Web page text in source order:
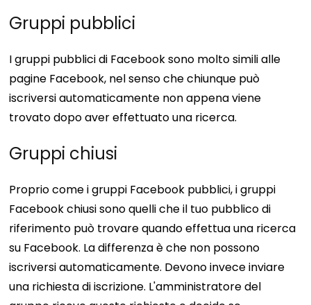
Gruppi pubblici
I gruppi pubblici di Facebook sono molto simili alle
pagine Facebook, nel senso che chiunque può
iscriversi automaticamente non appena viene
trovato dopo aver effettuato una ricerca.
Gruppi chiusi
Proprio come i gruppi Facebook pubblici, i gruppi
Facebook chiusi sono quelli che il tuo pubblico di
riferimento può trovare quando effettua una ricerca
su Facebook. La differenza è che non possono
iscriversi automaticamente. Devono invece inviare
una richiesta di iscrizione. L'amministratore del